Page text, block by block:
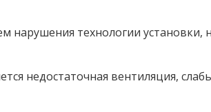
технологии установки,
недостаточная вентиляция,